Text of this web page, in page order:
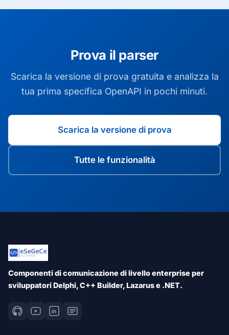
Prova il parser
Scarica la versione di prova gratuita e analizza la
tua prima specifica OpenAPI in pochi minuti.
Scarica la versione di prova
Tutte le funzionalità
Componenti di comunicazione di livello enterprise per
sviluppatori Delphi, C++ Builder, Lazarus e .NET.